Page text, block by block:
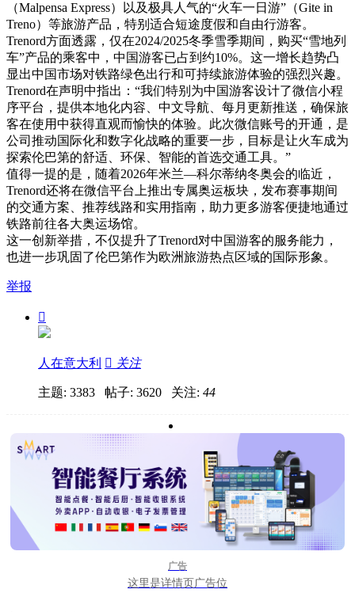
（Malpensa Express）以及极具人气的“火车一日游”（Gite in
Treno）等旅游产品，特别适合短途度假和自由行游客。
Trenord方面透露，仅在2024/2025冬季雪季期间，购买“雪地列
车”产品的乘客中，中国游客已占到约10%。这一增长趋势凸
显出中国市场对铁路绿色出行和可持续旅游体验的强烈兴趣。
Trenord在声明中指出：“我们特别为中国游客设计了微信小程
序平台，提供本地化内容、中文导航、每月更新推送，确保旅
客在使用中获得直观而愉快的体验。此次微信账号的开通，是
公司推动国际化和数字化战略的重要一步，目标是让火车成为
探索伦巴第的舒适、环保、智能的首选交通工具。”
值得一提的是，随着2026年米兰—科尔蒂纳冬奥会的临近，
Trenord还将在微信平台上推出专属奥运板块，发布赛事期间
的交通方案、推荐线路和实用指南，助力更多游客便捷地通过
铁路前往各大奥运场馆。
这一创新举措，不仅提升了Trenord对中国游客的服务能力，
也进一步巩固了伦巴第作为欧洲旅游热点区域的国际形象。
举报

人在意大利  关注
主题: 3383 帖子: 3620 关注: 44
广告
这里是详情页广告位